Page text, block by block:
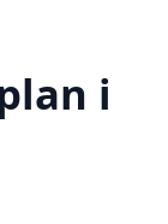
i